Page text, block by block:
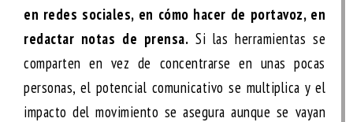
en redes sociales, en cómo hacer de portavoz, en
redactar notas de prensa. Si las herramientas se
comparten en vez de concentrarse en unas pocas
personas, el potencial comunicativo se multiplica y el
impacto del movimiento se asegura aunque se vayan